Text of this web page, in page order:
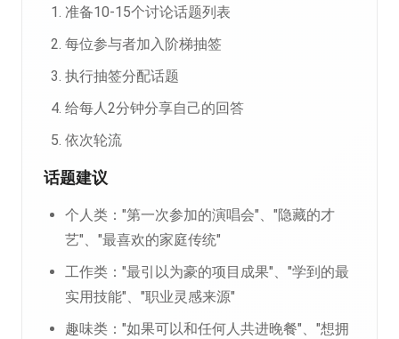
准备10-15个讨论话题列表
每位参与者加入阶梯抽签
执行抽签分配话题
给每人2分钟分享自己的回答
依次轮流
话题建议
个人类："第一次参加的演唱会"、"隐藏的才
艺"、"最喜欢的家庭传统"
工作类："最引以为豪的项目成果"、"学到的最
实用技能"、"职业灵感来源"
趣味类："如果可以和任何人共进晚餐"、"想拥